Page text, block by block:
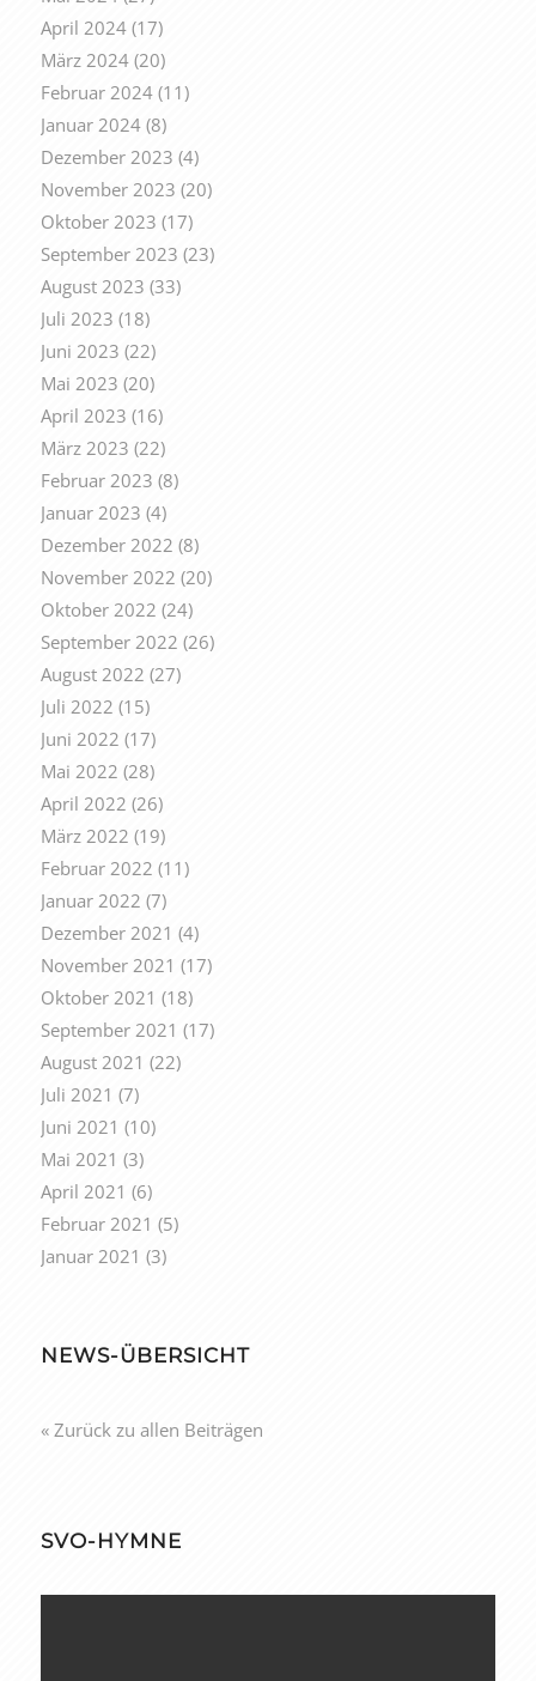
April 2024(17)
März 2024(20)
Februar 2024(11)
Januar 2024(8)
Dezember 2023 (4)
November 2023 (20)
Oktober 2023 (17)
September 2023 (23)
August 2023 (33)
Juli 2023 (18)
Juni 2023 (22)
Mai 2023 (20)
April 2023 (16)
März 2023 (22)
Februar 2023 (8)
Januar 2023 (4)
Dezember 2022 (8)
November 2022 (20)
Oktober 2022 (24)
September 2022 (26)
August 2022 (27)
Juli 2022 (15)
Juni 2022 (17)
Mai 2022 (28)
April 2022 (26)
März 2022 (19)
Februar 2022 (11)
Januar 2022 (7)
Dezember 2021 (4)
November 2021 (17)
Oktober 2021 (18)
September 2021 (17)
August 2021 (22)
Juli 2021 (7)
Juni 2021 (10)
Mai 2021 (3)
April 2021 (6)
Februar 2021 (5)
Januar 2021 (3)
NEWS-ÜBERSICHT
« Zurück zu allen Beiträgen
SVO-HYMNE